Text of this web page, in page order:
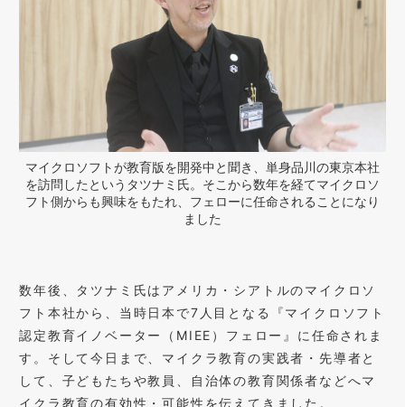
マイクロソフトが教育版を開発中と聞き、単身品川の東京本社
を訪問したというタツナミ氏。そこから数年を経てマイクロソ
フト側からも興味をもたれ、フェローに任命されることになり
ました
数年後、タツナミ氏はアメリカ・シアトルのマイクロソ
フト本社から、当時日本で7人目となる『マイクロソフト
認定教育イノベーター（MIEE）フェロー』に任命されま
す。そして今日まで、マイクラ教育の実践者・先導者と
して、子どもたちや教員、自治体の教育関係者などへマ
イクラ教育の有効性・可能性を伝えてきました。